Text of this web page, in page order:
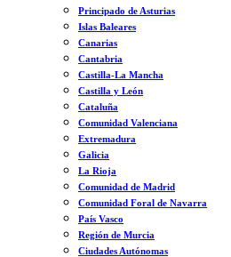
Principado de Asturias
Islas Baleares
Canarias
Cantabria
Castilla-La Mancha
Castilla y León
Cataluña
Comunidad Valenciana
Extremadura
Galicia
La Rioja
Comunidad de Madrid
Comunidad Foral de Navarra
País Vasco
Región de Murcia
Ciudades Autónomas